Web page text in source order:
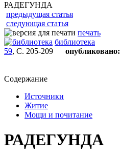
РАДЕГУНДА
предыдущая статья
следующая статья
печать
библиотека
59, С. 205-209 опубликовано:
Содержание
Источники
Житие
Мощи и почитание
РАДЕГУНДА